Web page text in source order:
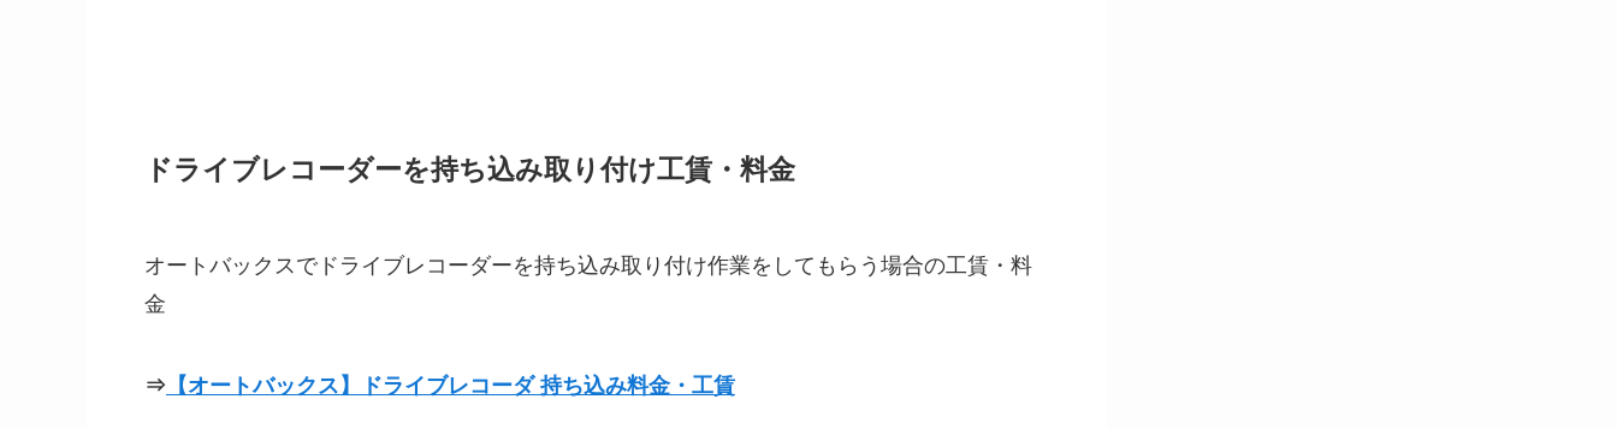
ドライブレコーダーを持ち込み取り付け工賃・料金
オートバックスでドライブレコーダーを持ち込み取り付け作業をしてもらう場合の工賃・料
金
⇒ 【オートバックス】ドライブレコーダ 持ち込み料金・工賃